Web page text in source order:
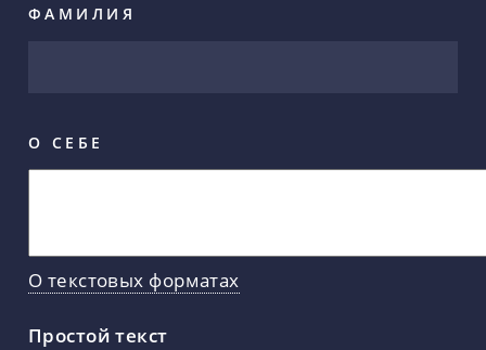
ФАМИЛИЯ
О СЕБЕ
О текстовых форматах
Простой текст